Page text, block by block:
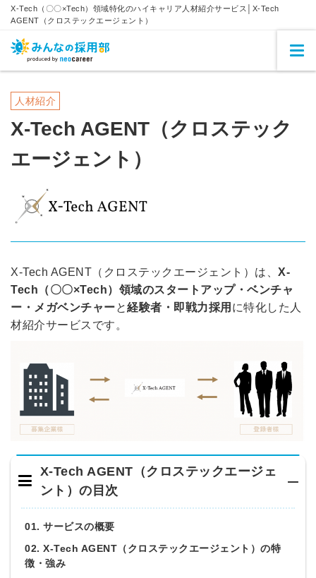
X-Tech（〇〇×Tech）領域特化のハイキャリア人材紹介サービス│X-Tech
AGENT（クロステックエージェント）
人材紹介
X-Tech AGENT（クロステック
エージェント）
X-Tech AGENT（クロステックエージェント）は、 X-
Tech（〇〇×Tech）領域のスタートアップ・ベンチャ
ー・メガベンチャーと経験者・即戦力採用 に特化した人
材紹介サービスです。
X-Tech AGENT（クロステックエージェ
ント）の目次
01. サービスの概要
02. X-Tech AGENT（クロステックエージェント）の特
徴・強み